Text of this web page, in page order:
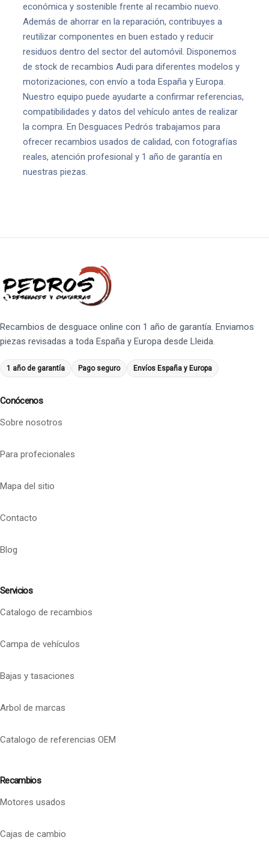
económica y sostenible frente al recambio nuevo.
Además de ahorrar en la reparación, contribuyes a
reutilizar componentes en buen estado y reducir
residuos dentro del sector del automóvil. Disponemos
de stock de recambios Audi para diferentes modelos y
motorizaciones, con envío a toda España y Europa.
Nuestro equipo puede ayudarte a confirmar referencias,
compatibilidades y datos del vehículo antes de realizar
la compra. En Desguaces Pedrós trabajamos para
ofrecer recambios usados de calidad, con fotografías
reales, atención profesional y 1 año de garantía en
nuestras piezas.
Recambios de desguace online con 1 año de garantía. Enviamos
piezas revisadas a toda España y Europa desde Lleida.
1 año de garantía Pago seguro Envíos España y Europa
Conócenos
Sobre nosotros
Para profecionales
Mapa del sitio
Contacto
Blog
Servicios
Catalogo de recambios
Campa de vehículos
Bajas y tasaciones
Arbol de marcas
Catalogo de referencias OEM
Recambios
Motores usados
Cajas de cambio